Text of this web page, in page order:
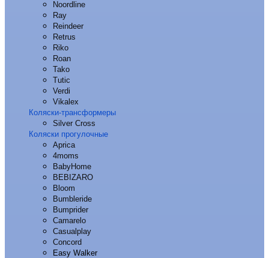
Noordline
Ray
Reindeer
Retrus
Riko
Roan
Tako
Tutic
Verdi
Vikalex
Коляски-трансформеры
Silver Cross
Коляски прогулочные
Aprica
4moms
BabyHome
BEBIZARO
Bloom
Bumbleride
Bumprider
Camarelo
Casualplay
Concord
Easy Walker